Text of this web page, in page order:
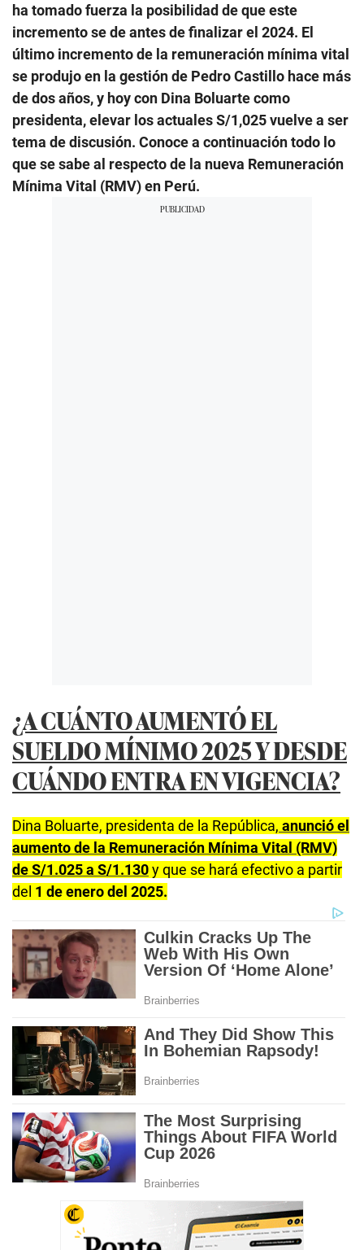
ha tomado fuerza la posibilidad de que este
incremento se de antes de finalizar el 2024. El
último incremento de la remuneración mínima vital
se produjo en la gestión de Pedro Castillo hace más
de dos años, y hoy con Dina Boluarte como
presidenta, elevar los actuales S/1,025 vuelve a ser
tema de discusión. Conoce a continuación todo lo
que se sabe al respecto de la nueva Remuneración
Mínima Vital (RMV) en Perú.
¿A CUÁNTO AUMENTÓ EL
SUELDO MÍNIMO 2025 Y DESDE
CUÁNDO ENTRA EN VIGENCIA?
Dina Boluarte, presidenta de la República, anunció el
aumento de la Remuneración Mínima Vital (RMV)
de S/1.025 a S/1.130y que se hará efectivo a partir
del 1 de enero del 2025.